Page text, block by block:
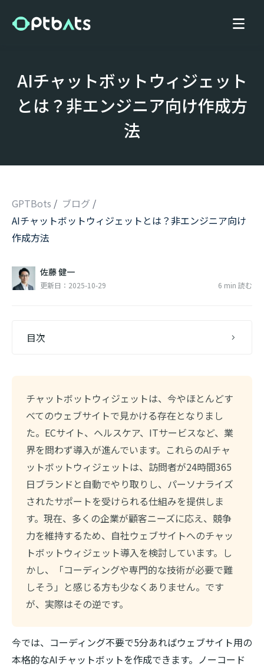
AIチャットボットウィジェット
とは？非エンジニア向け作成方
法
GPTBots / ブログ /
AIチャットボットウィジェットとは？非エンジニア向け
作成方法
佐藤 健一
更新日：2025-10-29 6 min 読む
目次
チャットボットウィジェットは、今やほとんどす
べてのウェブサイトで見かける存在となりまし
た。ECサイト、ヘルスケア、ITサービスなど、業
界を問わず導入が進んでいます。これらのAIチャ
ットボットウィジェットは、訪問者が24時間365
日ブランドと自動でやり取りし、パーソナライズ
されたサポートを受けられる仕組みを提供しま
す。現在、多くの企業が顧客ニーズに応え、競争
力を維持するため、自社ウェブサイトへのチャッ
トボットウィジェット導入を検討しています。し
かし、「コーディングや専門的な技術が必要で難
しそう」と感じる方も少なくありません。です
が、実際はその逆です。
今では、コーディング不要で5分あればウェブサイト用の
本格的なAIチャットボットを作成できます。ノーコード